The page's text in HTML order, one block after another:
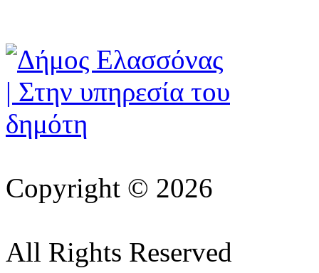
Copyright © 2026
All Rights Reserved